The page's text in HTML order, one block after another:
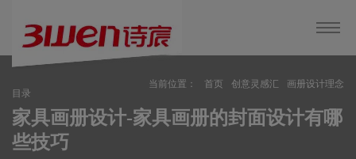
当前位置： 首页 创意灵感汇
画册设计理念
目录
家具画册设计-家具画册的封面设计有哪
些技巧